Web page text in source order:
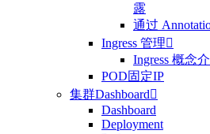
露
通过
Ingress 管理
Ingress 概念
POD固定IP
集群Dashboard
Dashboard
Deployment